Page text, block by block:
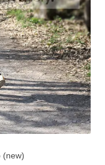
(new)